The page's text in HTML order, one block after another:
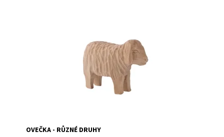
OVEČKA - RŮZNÉ DRUHY